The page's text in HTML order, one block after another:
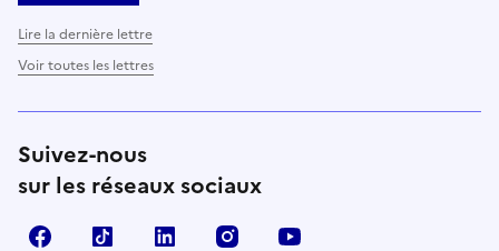
Lire la dernière lettre
Voir toutes les lettres
Suivez-nous
sur les réseaux sociaux
FacebookTikTok LinkedIn Instagram